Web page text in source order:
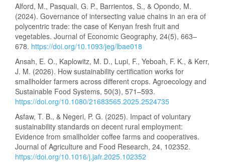
Alford, M., Pasquali, G. P., Barrientos, S., & Opondo, M.
(2024). Governance of intersecting value chains in an era of
polycentric trade: the case of Kenyan fresh fruit and
vegetables. Journal of Economic Geography, 24(5), 663–
678. https://doi.org/10.1093/jeg/lbae018
Ansah, E. O., Kaplowitz, M. D., Lupi, F., Yeboah, F. K., & Kerr,
J. M. (2026). How sustainability certification works for
smallholder farmers across different crops. Agroecology and
Sustainable Food Systems, 50(3), 571–593.
https://doi.org/10.1080/21683565.2025.2524735
Asfaw, T. B., & Negeri, P. G. (2025). Impact of voluntary
sustainability standards on decent rural employment:
Evidence from smallholder coffee farms and cooperatives.
Journal of Agriculture and Food Research, 24, 102352.
https://doi.org/10.1016/j.jafr.2025.102352